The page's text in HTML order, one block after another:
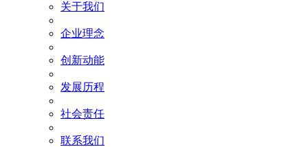
关于我们
企业理念
创新动能
发展历程
社会责任
联系我们